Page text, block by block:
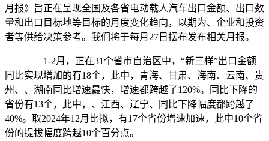
月报》旨正在呈现全国及各省电动载人汽车出口金额、出口数
量和出口目标地等目标的月度变化趋向，以期为、企业和投资
者等供给决策参考。我们将于每月27日摆布发布相关月报。
1-2月，正在31个省市自治区中，“新三样”出口金额
同比实现增加的有18个，此中，青海、甘肃、海南、云南、贵
州、、湖南同比增速最快，增速都跨越了120%。同比下降的
省份有13个，此中，、江西、辽宁、同比下降幅度都跨越了
40%。取2024年12月比拟，有17个省份增速加速，此中10个省
份的提拔幅度跨越10个百分点。